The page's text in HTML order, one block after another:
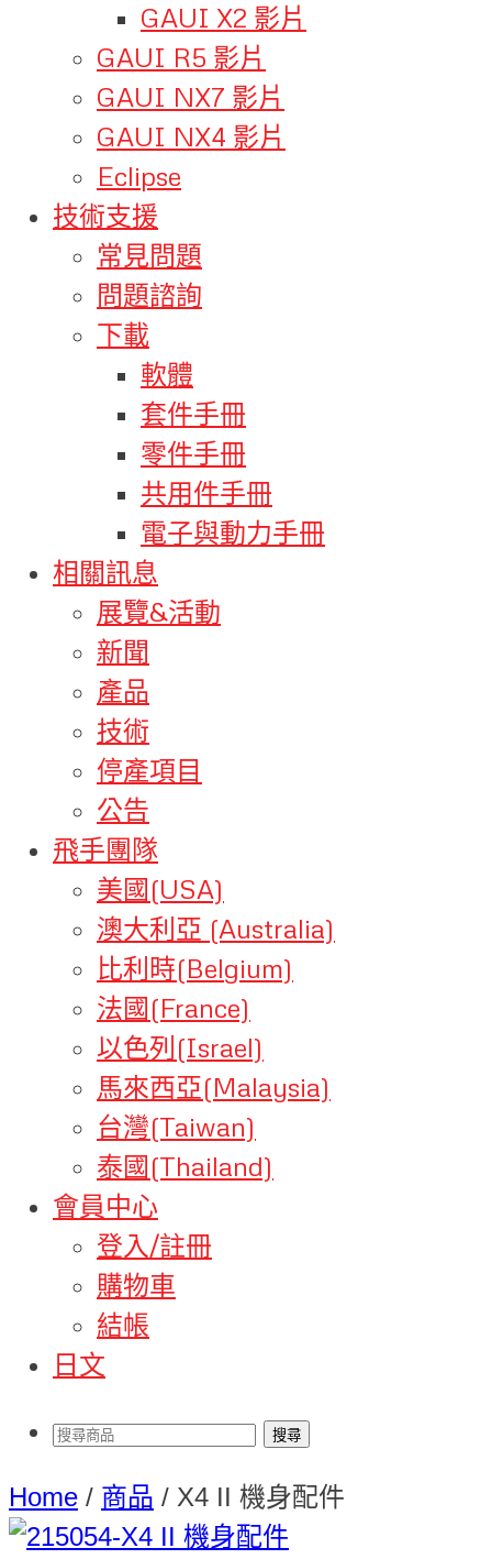
GAUI X2 影片
GAUI R5 影片
GAUI NX7 影片
GAUI NX4 影片
Eclipse
技術支援
常見問題
問題諮詢
下載
軟體
套件手冊
零件手冊
共用件手冊
電子與動力手冊
相關訊息
展覽&活動
新聞
產品
技術
停產項目
公告
飛手團隊
美國(USA)
澳大利亞 (Australia)
比利時(Belgium)
法國(France)
以色列(Israel)
馬來西亞(Malaysia)
台灣(Taiwan)
泰國(Thailand)
會員中心
登入/註冊
購物車
結帳
日文
Home / 商品 / X4 II 機身配件